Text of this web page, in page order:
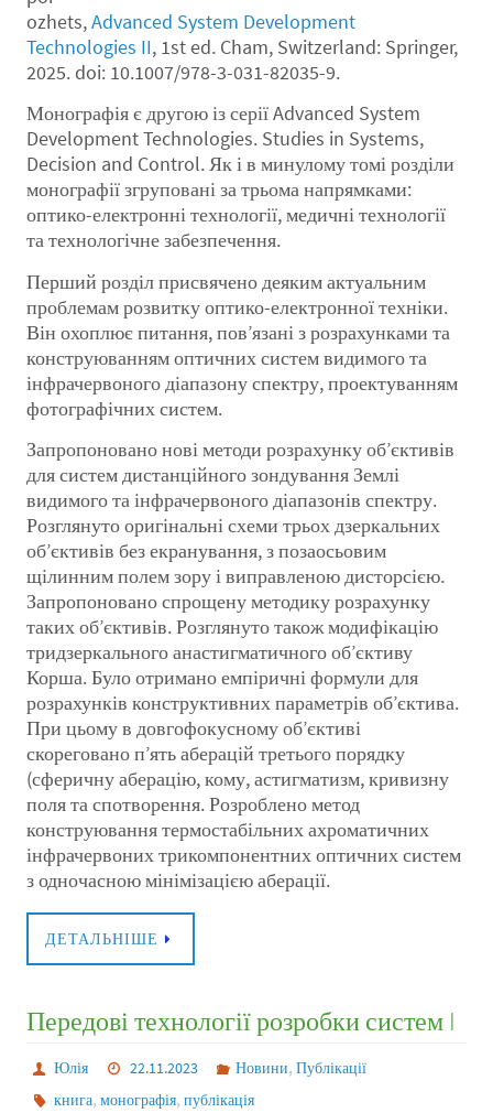
ozhets,Advanced System Development
Technologies II, 1st ed. Cham, Switzerland: Springer,
2025. doi: 10.1007/978-3-031-82035-9.
Монографія є другою із серії Advanced System
Development Technologies. Studies in Systems,
Decision and Control. Як і в минулому томі розділи
монографії згруповані за трьома напрямками:
оптико-електронні технології, медичні технології
та технологічне забезпечення.
Перший розділ присвячено деяким актуальним
проблемам розвитку оптико-електронної техніки.
Він охоплює питання, пов’язані з розрахунками та
конструюванням оптичних систем видимого та
інфрачервоного діапазону спектру, проектуванням
фотографічних систем.
Запропоновано нові методи розрахунку об’єктивів
для систем дистанційного зондування Землі
видимого та інфрачервоного діапазонів спектру.
Розглянуто оригінальні схеми трьох дзеркальних
об’єктивів без екранування, з позаосьовим
щілинним полем зору і виправленою дисторсією.
Запропоновано спрощену методику розрахунку
таких об’єктивів. Розглянуто також модифікацію
тридзеркального анастигматичного об’єктиву
Корша. Було отримано емпіричні формули для
розрахунків конструктивних параметрів об’єктива.
При цьому в довгофокусному об’єктиві
скореговано п’ять аберацій третього порядку
(сферичну аберацію, кому, астигматизм, кривизну
поля та спотворення. Розроблено метод
конструювання термостабільних ахроматичних
інфрачервоних трикомпонентних оптичних систем
з одночасною мінімізацією аберації.
ДЕТАЛЬНІШЕ
Передові технології розробки систем I
Юлія 22.11.2023 Новини, Публікації
книга,монографія,публікація